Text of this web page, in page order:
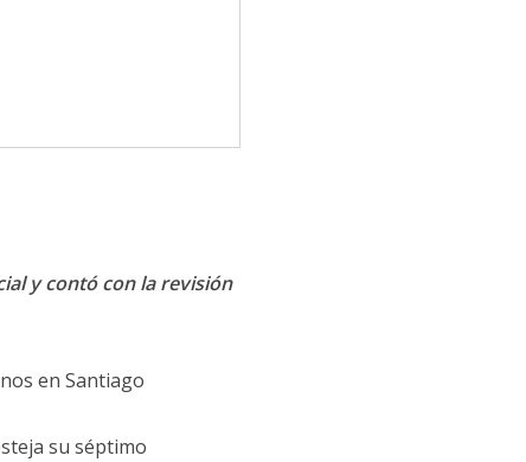
y contó con la revisión
en Santiago
su séptimo